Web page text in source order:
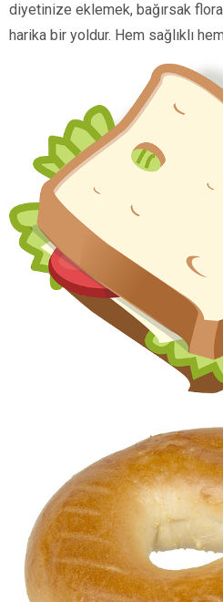
diyetinize eklemek, bağırsak
harika bir yoldur. Hem sağlıklı